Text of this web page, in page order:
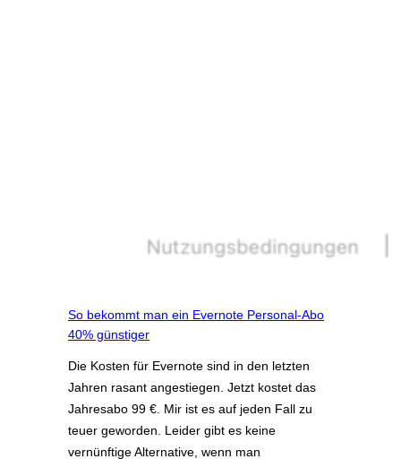
So bekommt man ein Evernote Personal-Abo
40% günstiger
Die Kosten für Evernote sind in den letzten
Jahren rasant angestiegen. Jetzt kostet das
Jahresabo 99 €. Mir ist es auf jeden Fall zu
teuer geworden. Leider gibt es keine
vernünftige Alternative, wenn man